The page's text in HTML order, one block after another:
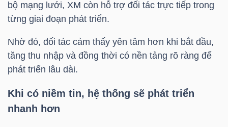
bộ mạng lưới, XM còn hỗ trợ đối tác trực tiếp trong
từng giai đoạn phát triển.
Nhờ đó, đối tác cảm thấy yên tâm hơn khi bắt đầu,
tăng thu nhập và đồng thời có nền tảng rõ ràng để
phát triển lâu dài.
Khi có niềm tin, hệ thống sẽ phát triển
nhanh hơn
NGHIỆP
CỔ
PHIẾU